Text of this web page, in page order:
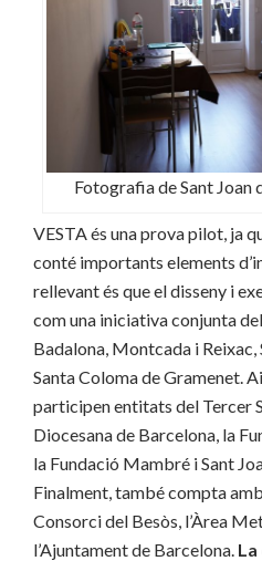
Fotografia de Sant Joan
VESTA és una prova pilot, ja
conté importants elements
rellevant és que el disseny i
com una iniciativa conjunta
Badalona, Montcada i Reixac,
Santa Coloma de Gramenet.
participen entitats del Tercer
Diocesana de Barcelona, la
la Fundació Mambré i Sant
Finalment, també compta
Consorci del Besòs, l’Àrea
l’Ajuntament de Barcelona.